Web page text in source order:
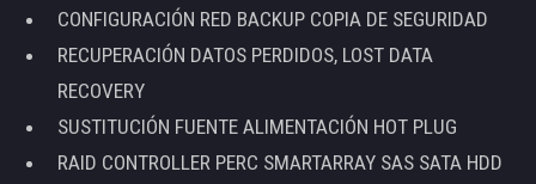
CONFIGURACIÓN RED BACKUP COPIA DE SEGURIDAD
RECUPERACIÓN DATOS PERDIDOS, LOST DATA
RECOVERY
SUSTITUCIÓN FUENTE ALIMENTACIÓN HOT PLUG
RAID CONTROLLER PERC SMARTARRAY SAS SATA HDD